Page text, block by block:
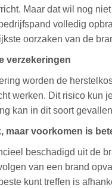
Maar dat wil nog
volledig
oorzaken van de
verzekeringen
worden de
werken. Dit risico kun
kan in dit soort
maar voorkomen is
beschadigd uit de
van een brand
kunt treffen is